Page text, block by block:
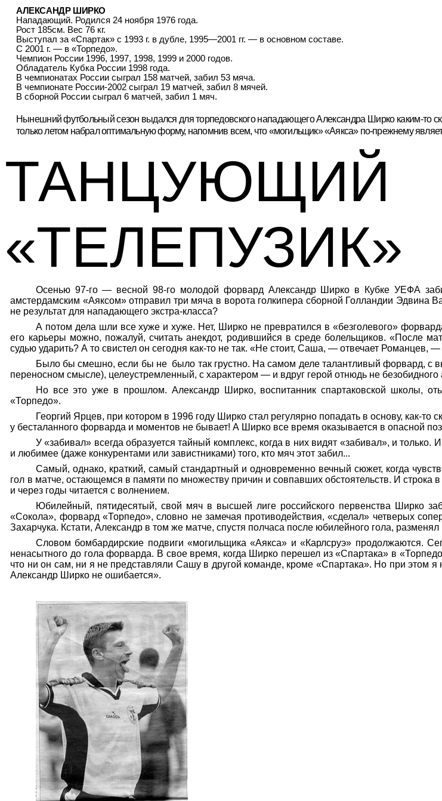
АЛЕКСАНДР ШИРКО
Нападающий. Родился 24 ноября 1976 года.
Рост 185см. Вес 76 кг.
Выступал за «Спартак» с 1993 г. в дубле, 1995—2001 гг. — в основном составе.
С 2001 г. — в «Торпедо».
Чемпион России 1996, 1997, 1998, 1999 и 2000 годов.
Обладатель Кубка России 1998 года.
В чемпионатах России сыграл 158 матчей, забил 53 мяча.
В чемпионате России-2002 сыграл 19 матчей, забил 8 мячей.
В сборной России сыграл 6 матчей, забил 1 мяч.
Нынешний футбольный сезон выдался для торпедовского нападающего Александра Ширко каким-то
только летом набрал оптимальную форму, напомнив всем, что «могильщик» «Аякса» по-прежнему
ТАНЦУЮЩИЙ
«ТЕЛЕПУЗИК»
Осенью 97-го — весной 98-го молодой форвард Александр Ширко в Кубке УЕФА
амстердамским «Аяксом» отправил три мяча в ворота голкипера сборной Голландии Эдвина
не результат для нападающего экстра-класса?
А потом дела шли все хуже и хуже. Нет, Ширко не превратился в «безголевого»
его карьеры можно, пожалуй, считать анекдот, родившийся в среде болельщиков. «После
судью ударить? А то свистел он сегодня как-то не так. «Не стоит, Саша, — отвечает Романцев,
Было бы смешно, если бы не было так грустно. На самом деле талантливый форвард, с
переносном смысле), целеустремленный, с характером — и вдруг герой отнюдь не безобидного
Но все это уже в прошлом. Александр Ширко, воспитанник спартаковской школы,
«Торпедо».
Георгий Ярцев, при котором в 1996 году Ширко стал регулярно попадать в основу, как-
у бесталанного форварда и моментов не бывает! А Ширко все время оказывается в опасной
У «забивал» всегда образуется тайный комплекс, когда в них видят «забивал», и
и любимее (даже конкурентами или завистниками) того, кто мяч этот забил...
Самый, однако, краткий, самый стандартный и одновременно вечный сюжет, когда
гол в матче, остающемся в памяти по множеству причин и совпавших обстоятельств. И
и через годы читается с волнением.
Юбилейный, пятидесятый, свой мяч в высшей лиге российского первенства Ширко
«Сокола», форвард «Торпедо», словно не замечая противодействия, «сделал» четверых
Захарчука. Кстати, Александр в том же матче, спустя полчаса после юбилейного гола,
Словом бомбардирские подвиги «могильщика «Аякса» и «Карлсруэ» продолжаются.
ненасытного до гола форварда. В свое время, когда Ширко перешел из «Спартака» в
что ни он сам, ни я не представляли Сашу в другой команде, кроме «Спартака». Но при
Александр Ширко не ошибается».